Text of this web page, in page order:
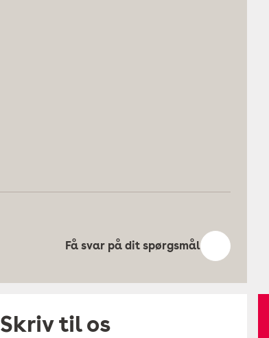
Få svar på dit spørgsmål
Skriv til os